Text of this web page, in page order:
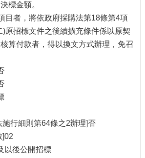
標金額。
目者，將依政府採購法第18條第4項
)原招標文件之後續擴充條件係以原契
算付款者，得以換文方式辦理，免召
施行細則第64條之2辦理]否
]02
以後公開招標